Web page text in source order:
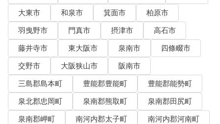
大東市
和泉市 箕面市
柏原市
羽曳野市
門真市 摂津市
高石市
藤井寺市
東大阪市 泉南市
四條畷市
交野市
大阪狭山市
阪南市
三島郡島本町
豊能郡豊能町
豊能郡能勢町
泉北郡忠岡町
泉南郡熊取町
泉南郡田尻町
泉南郡岬町
南河内郡太子町
南河内郡河南町